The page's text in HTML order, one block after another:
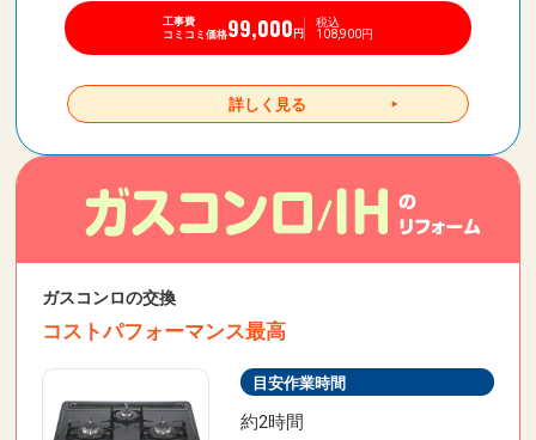
工事費
コミコミ価格99,000 円
税込
108,900円
詳しく見る
ガスコンロの交換
コストパフォーマンス最高
目安作業時間
約2時間